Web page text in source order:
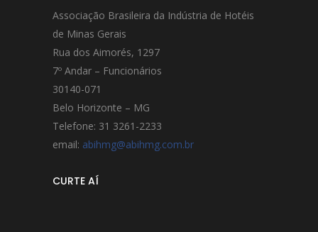
Associação Brasileira da Indústria de Hotéis
de Minas Gerais
Rua dos Aimorés, 1297
7º Andar – Funcionários
30140-071
Belo Horizonte – MG
Telefone: 31 3261-2233
email: abihmg@abihmg.com.br
CURTE AÍ